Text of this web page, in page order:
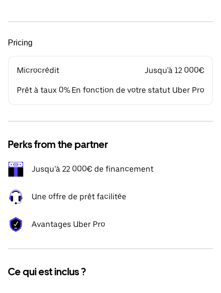
Pricing
Microcrédit Jusqu'à 12 000€
Prêt à taux 0% En fonction de votre statut Uber Pro
Perks from the partner
Jusqu’à 22 000€ de financement
Une offre de prêt facilitée
Avantages Uber Pro
Ce qui est inclus ?